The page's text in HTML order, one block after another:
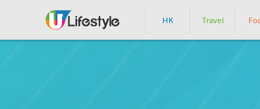
HK Travel